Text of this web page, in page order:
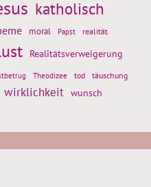
katholisch
moral Papst realität
Realitätsverweigerung
Theodizee tod täuschung
wirklichkeit wunsch